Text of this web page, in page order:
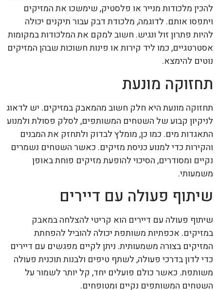
להכין מלכודות מנייר או פלסטיק, שימשכו את המזיקים
ויתפסו אותם. לדוגמה, מלכודת דבק עבור תיקנים יכולה
להיות פתרון זול ונגיש. חשוב למקם את המלכודות במקומות
אסטרטגיים, כמו ליד קירות או פינות חשוכות שבהן המזיקים
נוטים להימצא.
תחזוקה מונעת
תחזוקה מונעת היא חלק חשוב מהמאבק במזיקים. יש לדאוג
לניקיון קבוע של השטחים המשותפים, לסלק פסולת ולמנוע
התאגדות מים. כמו כן, מומלץ לבדוק ולתחזק את המבנים
והקירות כדי למנוע כניסת מזיקים. כאשר השטחים נשמרים
נקיים ומסודרים, הסיכוי להופעת מזיקים פוחת באופן
משמעותי.
שיתוף פעולה עם דיירים
שיתוף פעולה עם דיירים הוא קריטי להצלחה במאבק
במזיקים. אכפתיות משותפת יכולה להוביל להפחתת
המזיקים בצורה משמעותית. ניתן לקיים מפגשים עם דיירים
כדי לדון בדרכי פעולה, לשתף טיפים ולבנות תוכנית פעולה
משותפת. כאשר כולם פועלים יחד, קל יותר לשמור על
השטחים המשותפים נקיים ומטופחים.